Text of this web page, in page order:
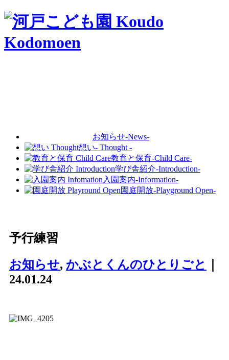
お知らせ-News-
想い- Thought -
教育と保育-Child Care-
学び舎紹介-Introduction-
入園案内-Information-
園庭開放-Playground Open-
予行練習
お知らせ, かぶとくんのひとりごと
24.01.24